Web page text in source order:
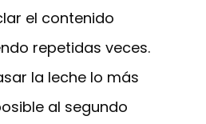
el contenido
repetidas veces.
la leche lo más
al segundo